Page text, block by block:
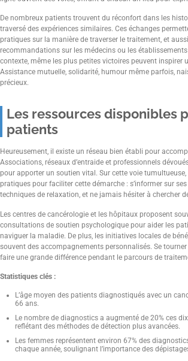
De nombreux patients trouvent du réconfort dans les
traversé des expériences similaires. Ces échanges
pratiques sur la manière de traverser le traitement, et
recommandations sur les médecins ou les
contexte, même les plus petites victoires peuvent inspirer
Assistance mutuelle, solidarité, humour même parfois,
précieux.
Les ressources disponibles
patients
Heureusement, il existe un réseau bien établi pour
Associations, réseaux d’entraide et professionnels
pour apporter un soutien vital. Sur cette voie
pratiques pour faciliter cette démarche : s’informer sur
techniques de relaxation, et ne jamais hésiter à chercher
Les centres de cancérologie et les hôpitaux proposent
consultations de soutien psychologique pour aider les
naviguer la maladie. De plus, les initiatives locales de
souvent des accompagnements personnalisés. Se
faire une grande différence pendant le parcours de
Statistiques clés :
L’âge moyen des patients diagnostiqués avec un
66 ans.
Le nombre de diagnostics a augmenté de 20% ces
reflétant des méthodes de détection plus avancées.
Les femmes représentent environ 67% des
chaque année, soulignant l’importance des